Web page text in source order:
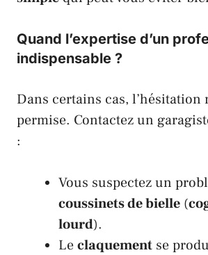
Quand l’expertise d’un
indispensable ?
Dans certains cas, l’hésitation
permise. Contactez un
:
Vous suspectez un
coussinets de bielle (
lourd).
Leclaquement se